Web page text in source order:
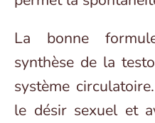
La bonne
synthèse de la
système
le désir sexuel et